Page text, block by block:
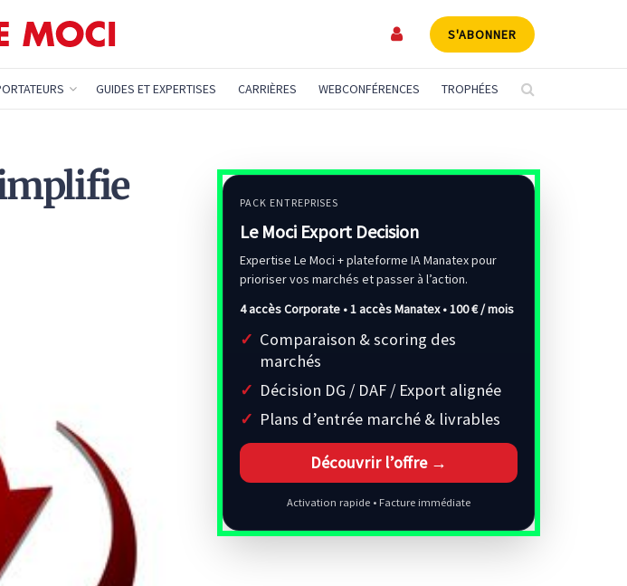
S'ABONNER
GUIDES ET EXPERTISES CARRIÈRES WEBCONFÉRENCES TROPHÉES
PACK ENTREPRISES
Le Moci Export Decision
Expertise Le Moci + plateforme IA Manatex pour
prioriser vos marchés et passer à l’action.
4 accès Corporate • 1 accès Manatex •100 € / mois
Comparaison & scoring des
marchés
Décision DG / DAF / Export alignée
Plans d’entrée marché & livrables
Découvrir l’offre →
Activation rapide • Facture immédiate